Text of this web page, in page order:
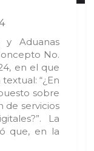
Aduanas
No.
en el que
“¿En
sobre
de servicios
La
que, en la